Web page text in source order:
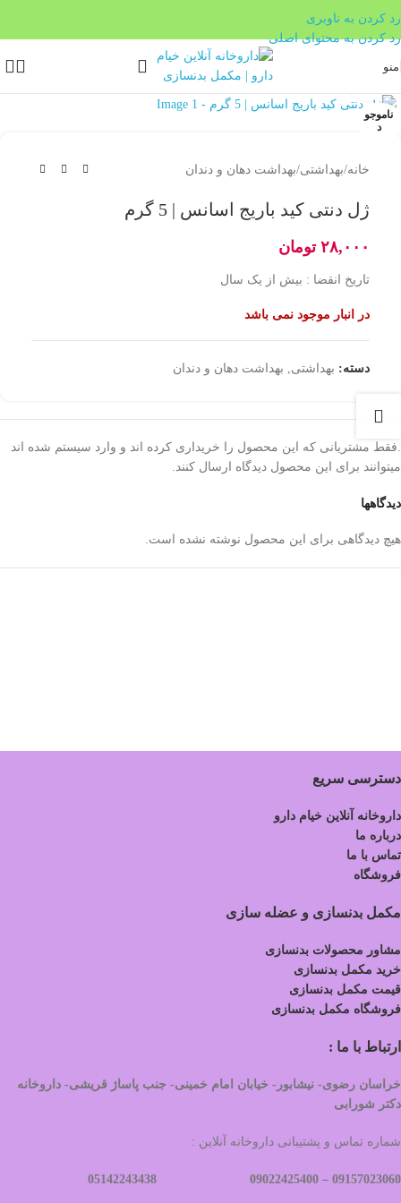
رد کردن به ناوبری
رد کردن به محتوای اصلی
منو
ناموجو
د
بزرگنمایی تصویر
خانه/بهداشتی/بهداشت دهان و دندان
ژل دنتی کید باریج اسانس | 5 گرم
۲۸,۰۰۰ تومان
تاریخ انقضا : بیش از یک سال
در انبار موجود نمی باشد
دسته: بهداشتی بهداشت دهان و دندان
دیدگاهها
هیچ دیدگاهی برای این محصول نوشته نشده است.
.فقط مشتریانی که این محصول را خریداری کرده اند و وارد سیستم شده اند
میتوانند برای این محصول دیدگاه ارسال کنند.
دسترسی سریع
داروخانه آنلاین خیام دارو
درباره ما
تماس با ما
فروشگاه
مکمل بدنسازی و عضله سازی
مشاور محصولات بدنسازی
خرید مکمل بدنسازی
قیمت مکمل بدنسازی
فروشگاه مکمل بدنسازی
ارتباط با ما :
خراسان رضوی- نیشابور- خیابان امام خمینی- جنب پاساژ قریشی- داروخانه
دکتر شورابی
شماره تماس و پشتیبانی داروخانه آنلاین :
09157023060 –